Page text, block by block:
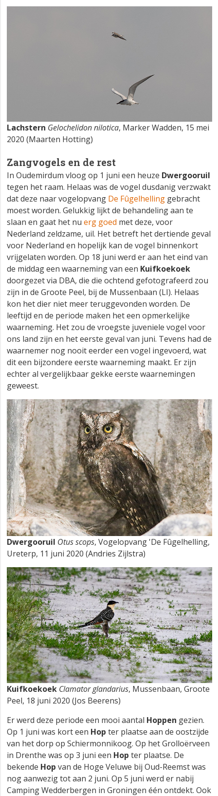
Lachstern Gelochelidon nilotica, Marker Wadden, 15 mei
2020 (Maarten Hotting)
Zangvogels en de rest
In Oudemirdum vloog op 1 juni een heuze Dwergooruil
tegen het raam. Helaas was de vogel dusdanig verzwakt
dat deze naar vogelopvang De Fûgelhelling gebracht
moest worden. Gelukkig lijkt de behandeling aan te
slaan en gaat het nu erg goed met deze, voor
Nederland zeldzame, uil. Het betreft het dertiende geval
voor Nederland en hopelijk kan de vogel binnenkort
vrijgelaten worden. Op 18 juni werd er aan het eind van
de middag een waarneming van een Kuifkoekoek
doorgezet via DBA, die die ochtend gefotografeerd zou
zijn in de Groote Peel, bij de Mussenbaan (LI). Helaas
kon het dier niet meer teruggevonden worden. De
leeftijd en de periode maken het een opmerkelijke
waarneming. Het zou de vroegste juveniele vogel voor
ons land zijn en het eerste geval van juni. Tevens had de
waarnemer nog nooit eerder een vogel ingevoerd, wat
dit een bijzondere eerste waarneming maakt. Er zijn
echter al vergelijkbaar gekke eerste waarnemingen
geweest.
Dwergooruil Otus scops, Vogelopvang 'De Fûgelhelling,
Ureterp, 11 juni 2020 (Andries Zijlstra)
Kuifkoekoek Clamator glandarius, Mussenbaan, Groote
Peel, 18 juni 2020 (Jos Beerens)
Er werd deze periode een mooi aantal Hoppen gezien.
Op 1 juni was kort een Hop ter plaatse aan de oostzijde
van het dorp op Schiermonnikoog. Op het Grolloërveen
in Drenthe was op 3 juni een Hop ter plaatse. De
bekende Hop van de Hoge Veluwe bij Oud-Reemst was
nog aanwezig tot aan 2 juni. Op 5 juni werd er nabij
Camping Wedderbergen in Groningen één ontdekt. Ook